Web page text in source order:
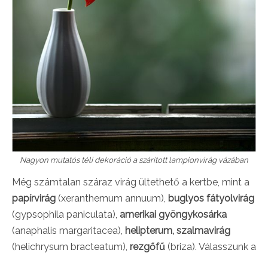
Nagyon mutatós téli dekoráció a szárított lampionvirág vázában
Még számtalan száraz virág ültethető a kertbe, mint a
papírvirág (xeranthemum annuum), buglyos fátyolvirág
(gypsophila paniculata), amerikai gyöngykosárka
(anaphalis margaritacea), helipterum, szalmavirág
(helichrysum bracteatum), rezgőfű (briza). Válasszunk a